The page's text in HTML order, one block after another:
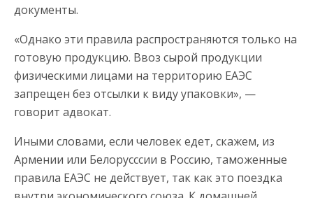
документы.
«Однако эти правила распространяются только на
готовую продукцию. Ввоз сырой продукции
физическими лицами на территорию ЕАЭС
запрещен без отсылки к виду упаковки», —
говорит адвокат.
Иными словами, если человек едет, скажем, из
Армении или Белорусссии в Россию, таможенные
правила ЕАЭС не действует, так как это поездка